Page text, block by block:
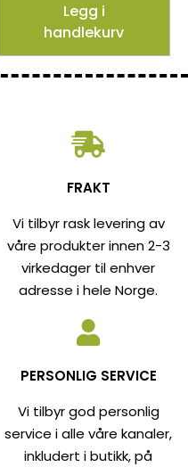
Legg i
handlekurv
FRAKT
Vi tilbyr rask levering av
våre produkter innen 2-3
virkedager til enhver
adresse i hele Norge.
PERSONLIG SERVICE
Vi tilbyr god personlig
service i alle våre kanaler,
inkludert i butikk, på